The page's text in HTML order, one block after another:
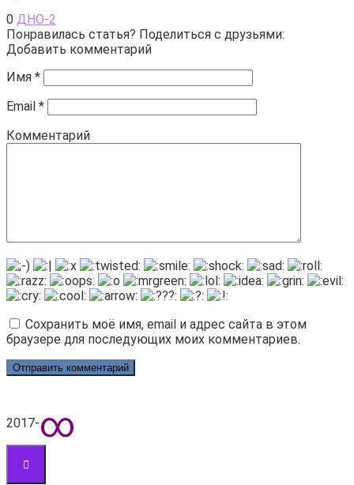
0 ДНО-2
Понравилась статья? Поделиться с друзьями:
Добавить комментарий
Имя *
Email *
Комментарий
Сохранить моё имя, email и адрес сайта в этом
браузере для последующих моих комментариев.
2017-∞